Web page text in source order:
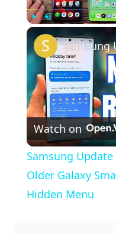
Watch on
Samsung
Older Galaxy
Hidden Menu